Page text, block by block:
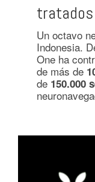
tratados
Un octavo
Indonesia.
One ha
de más de
de 150.000